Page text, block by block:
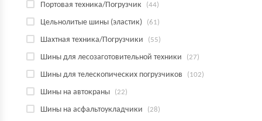
Портовая техника/Погрузчик (44)
Цельнолитые шины (эластик) (61)
Шахтная техника/Погрузчики (55)
Шины для лесозаготовительной техники (27)
Шины для телескопических погрузчиков (102)
Шины на автокраны (22)
Шины на асфальтоукладчики (28)